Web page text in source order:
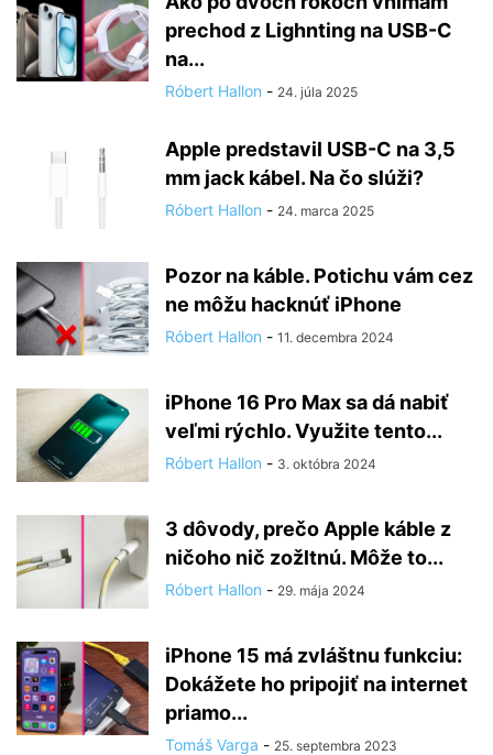
prechod z Lighnting na USB-C
na...
Róbert Hallon - 24. júla 2025
Apple predstavil USB-C na 3,5
mm jack kábel. Na čo slúži?
Róbert Hallon - 24. marca 2025
Pozor na káble. Potichu vám cez
ne môžu hacknúť iPhone
Róbert Hallon - 11. decembra 2024
iPhone 16 Pro Max sa dá nabiť
veľmi rýchlo. Využite tento...
Róbert Hallon - 3. októbra 2024
3 dôvody, prečo Apple káble z
ničoho nič zožltnú. Môže to...
Róbert Hallon - 29. mája 2024
iPhone 15 má zvláštnu funkciu:
Dokážete ho pripojiť na internet
priamo...
Tomáš Varga - 25. septembra 2023